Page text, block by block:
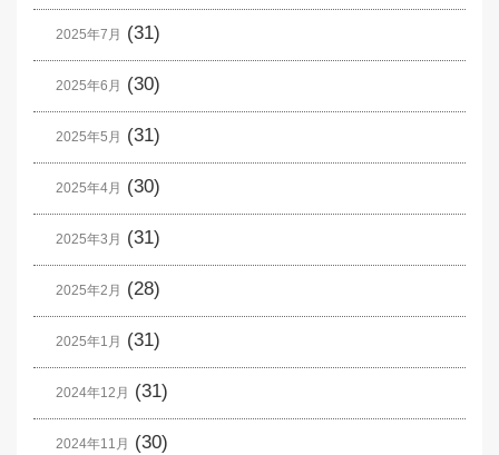
2025年7月 (31)
2025年6月 (30)
2025年5月 (31)
2025年4月 (30)
2025年3月 (31)
2025年2月 (28)
2025年1月 (31)
2024年12月 (31)
2024年11月 (30)